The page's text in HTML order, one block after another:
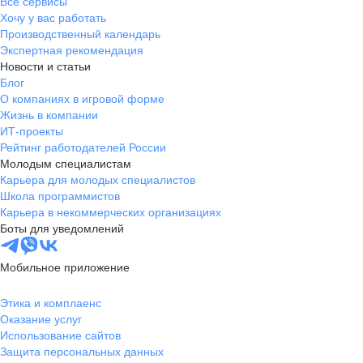
Если документы полностью или частично составлены
на иностранном языке, предоставьте, пожалуйста, заверенный
перевод на русский язык. Также для всех иностранных
поставщиков и подрядчиков нужна справка о резидентстве
с апостилем и перевод — чтобы избежать двойного
налогообложения.
Хочу у вас работать
Производственный календарь
Экспертная рекомендация
Новости и статьи
Блог
О компаниях в игровой форме
Жизнь в компании
ИТ-проекты
Рейтинг работодателей России
Молодым специалистам
Карьера для молодых специалистов
Школа программистов
Карьера в некоммерческих организациях
Боты для уведомлений
Мобильное приложение
Этика и комплаенс
Оказание услуг
Использование сайтов
Защита персональных данных